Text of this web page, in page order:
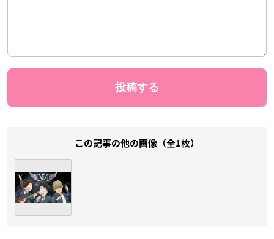
この記事の他の画像（全1枚）